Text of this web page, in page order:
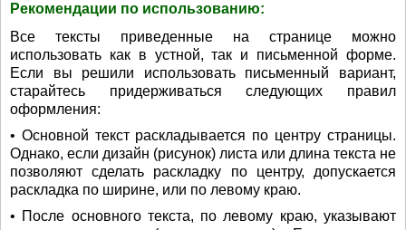
Рекомендации по использованию:
Все тексты приведенные на странице можно
использовать как в устной, так и письменной форме.
Если вы решили использовать письменный вариант,
старайтесь придерживаться следующих правил
оформления:
• Основной текст раскладывается по центру страницы.
Однако, если дизайн (рисунок) листа или длина текста не
позволяют сделать раскладку по центру, допускается
раскладка по ширине, или по левому краю.
• После основного текста, по левому краю, указывают